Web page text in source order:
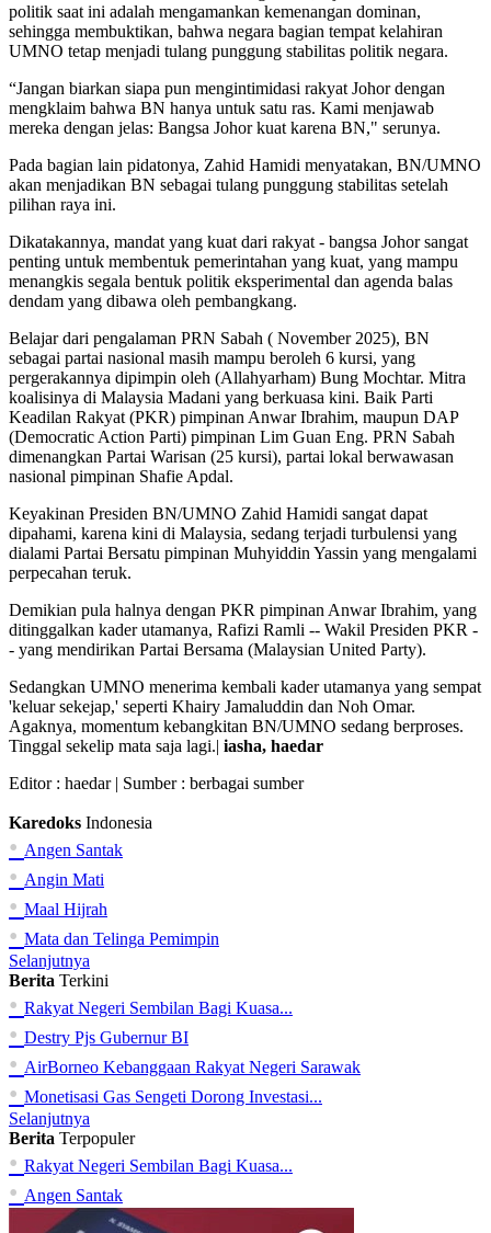
politik saat ini adalah mengamankan kemenangan dominan,
sehingga membuktikan, bahwa negara bagian tempat kelahiran
UMNO tetap menjadi tulang punggung stabilitas politik negara.
“Jangan biarkan siapa pun mengintimidasi rakyat Johor dengan
mengklaim bahwa BN hanya untuk satu ras. Kami menjawab
mereka dengan jelas: Bangsa Johor kuat karena BN," serunya.
Pada bagian lain pidatonya, Zahid Hamidi menyatakan, BN/UMNO
akan menjadikan BN sebagai tulang punggung stabilitas setelah
pilihan raya ini.
Dikatakannya, mandat yang kuat dari rakyat - bangsa Johor sangat
penting untuk membentuk pemerintahan yang kuat, yang mampu
menangkis segala bentuk politik eksperimental dan agenda balas
dendam yang dibawa oleh pembangkang.
Belajar dari pengalaman PRN Sabah ( November 2025), BN
sebagai partai nasional masih mampu beroleh 6 kursi, yang
pergerakannya dipimpin oleh (Allahyarham) Bung Mochtar. Mitra
koalisinya di Malaysia Madani yang berkuasa kini. Baik Parti
Keadilan Rakyat (PKR) pimpinan Anwar Ibrahim, maupun DAP
(Democratic Action Parti) pimpinan Lim Guan Eng. PRN Sabah
dimenangkan Partai Warisan (25 kursi), partai lokal berwawasan
nasional pimpinan Shafie Apdal.
Keyakinan Presiden BN/UMNO Zahid Hamidi sangat dapat
dipahami, karena kini di Malaysia, sedang terjadi turbulensi yang
dialami Partai Bersatu pimpinan Muhyiddin Yassin yang mengalami
perpecahan teruk.
Demikian pula halnya dengan PKR pimpinan Anwar Ibrahim, yang
ditinggalkan kader utamanya, Rafizi Ramli -- Wakil Presiden PKR -
- yang mendirikan Partai Bersama (Malaysian United Party).
Sedangkan UMNO menerima kembali kader utamanya yang sempat
'keluar sekejap,' seperti Khairy Jamaluddin dan Noh Omar.
Agaknya, momentum kebangkitan BN/UMNO sedang berproses.
Tinggal sekelip mata saja lagi.| iasha, haedar
Editor : haedar| Sumber : berbagai sumber
Karedoks Indonesia
• Angen Santak
• Angin Mati
• Maal Hijrah
• Mata dan Telinga Pemimpin
Selanjutnya
Berita Terkini
• Rakyat Negeri Sembilan Bagi Kuasa...
• Destry Pjs Gubernur BI
• AirBorneo Kebanggaan Rakyat Negeri Sarawak
• Monetisasi Gas Sengeti Dorong Investasi...
Selanjutnya
Berita Terpopuler
• Rakyat Negeri Sembilan Bagi Kuasa...
• Angen Santak